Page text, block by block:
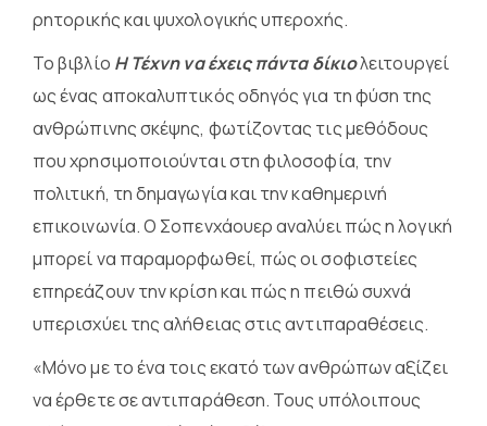
ρητορικής και ψυχολογικής υπεροχής.
Το βιβλίο Η Τέχνη να έχεις πάντα δίκιολειτουργεί
ως ένας αποκαλυπτικός οδηγός για τη φύση της
ανθρώπινης σκέψης, φωτίζοντας τις μεθόδους
που χρησιμοποιούνται στη φιλοσοφία, την
πολιτική, τη δημαγωγία και την καθημερινή
επικοινωνία. Ο Σοπενχάουερ αναλύει πώς η λογική
μπορεί να παραμορφωθεί, πώς οι σοφιστείες
επηρεάζουν την κρίση και πώς η πειθώ συχνά
υπερισχύει της αλήθειας στις αντιπαραθέσεις.
«Μόνο με το ένα τοις εκατό των ανθρώπων αξίζει
να έρθετε σε αντιπαράθεση. Τους υπόλοιπους